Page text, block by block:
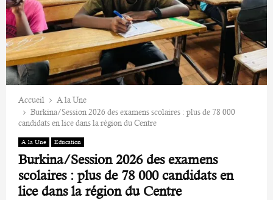
Accueil
A la Une
Burkina/Session 2026 des examens scolaires : plus de 78 000
candidats en lice dans la région du Centre
A la Une Education
Burkina/Session 2026 des examens
scolaires : plus de 78 000 candidats en
lice dans la région du Centre